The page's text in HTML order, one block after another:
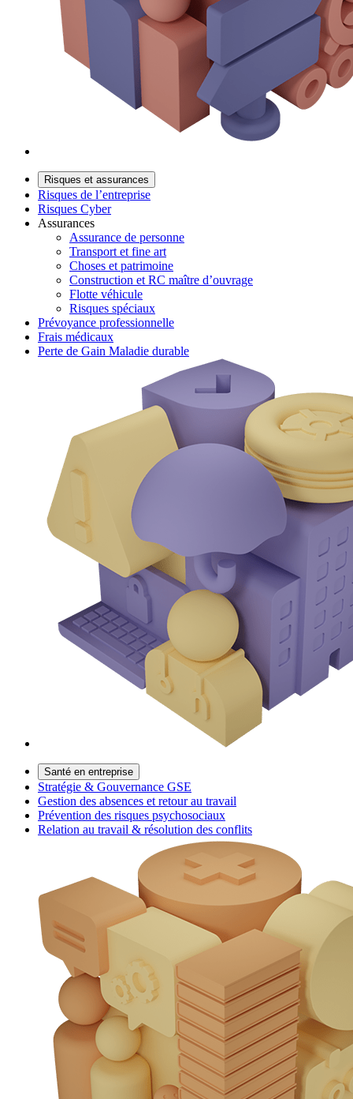
Risques et assurances
Risques de l’entreprise
Risques Cyber
Assurances
Assurance de personne
Transport et fine art
Choses et patrimoine
Construction et RC maître d’ouvrage
Flotte véhicule
Risques spéciaux
Prévoyance professionnelle
Frais médicaux
Perte de Gain Maladie durable
Santé en entreprise
Stratégie & Gouvernance GSE
Gestion des absences et retour au travail
Prévention des risques psychosociaux
Relation au travail & résolution des conflits